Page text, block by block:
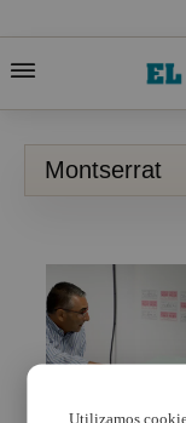
Montserrat
Utilizamos